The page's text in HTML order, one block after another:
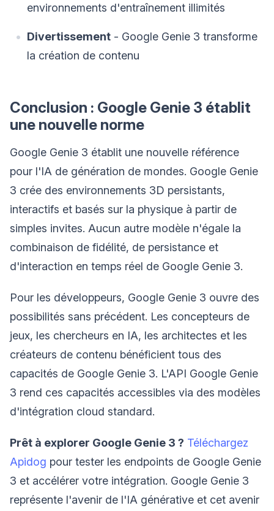
environnements d'entraînement illimités
Divertissement - Google Genie 3 transforme
la création de contenu
Conclusion : Google Genie 3 établit
une nouvelle norme
Google Genie 3 établit une nouvelle référence
pour l'IA de génération de mondes. Google Genie
3 crée des environnements 3D persistants,
interactifs et basés sur la physique à partir de
simples invites. Aucun autre modèle n'égale la
combinaison de fidélité, de persistance et
d'interaction en temps réel de Google Genie 3.
Pour les développeurs, Google Genie 3 ouvre des
possibilités sans précédent. Les concepteurs de
jeux, les chercheurs en IA, les architectes et les
créateurs de contenu bénéficient tous des
capacités de Google Genie 3. L'API Google Genie
3 rend ces capacités accessibles via des modèles
d'intégration cloud standard.
Prêt à explorer Google Genie 3 ? Téléchargez
Apidog pour tester les endpoints de Google Genie
3 et accélérer votre intégration. Google Genie 3
représente l'avenir de l'IA générative et cet avenir